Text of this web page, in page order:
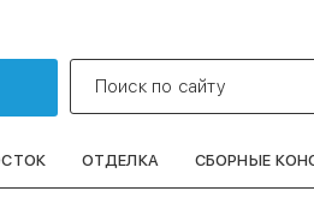
Поиск по сайту
ОТДЕЛКА СБОРНЫЕ